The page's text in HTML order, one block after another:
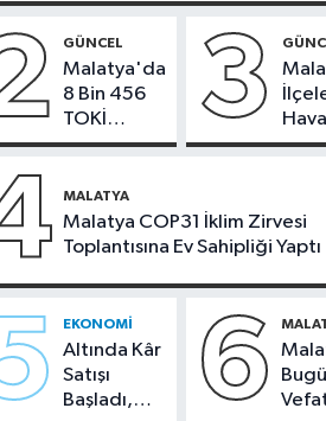
GÜNCEL
Malatya'da
8 Bin 456
TOKİ
Konutunun
Bugün
Çekiliyor
3
Hava
2026
MALATYA
Malatya COP31 İklim Zirvesi
Toplantısına Ev Sahipliği Yaptı
EKONOMI
Altında Kâr
Satışı
Başladı,
6